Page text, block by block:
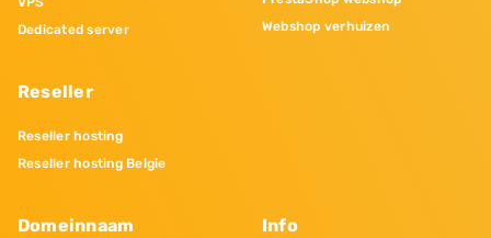
Dedicated server
Reseller
Reseller hosting
Reseller hosting Belgie
Webshop verhuizen
Domeinnaam Info